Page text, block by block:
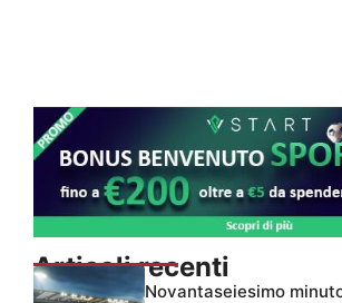
Articoli recenti
Novantaseiesimo